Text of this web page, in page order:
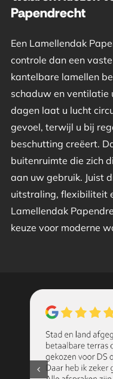
Papendrecht
Een Lamellendak
controle dan een
kantelbare lamellen
schaduw en ventilatie
dagen laat u lucht
gevoel, terwijl u bij
beschutting creëert.
buitenruimte die zich
aan uw gebruik. Juist
uitstraling, flexibiliteit
Lamellendak
keuze voor moderne